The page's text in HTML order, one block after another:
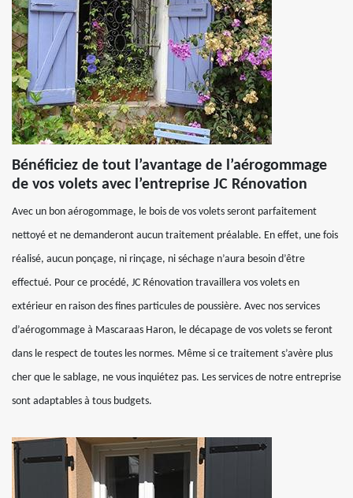
Bénéficiez de tout l’avantage de l’aérogommage
de vos volets avec l’entreprise JC Rénovation
Avec un bon aérogommage, le bois de vos volets seront parfaitement
nettoyé et ne demanderont aucun traitement préalable. En effet, une fois
réalisé, aucun ponçage, ni rinçage, ni séchage n’aura besoin d’être
effectué. Pour ce procédé, JC Rénovation travaillera vos volets en
extérieur en raison des fines particules de poussière. Avec nos services
d’aérogommage à Mascaraas Haron, le décapage de vos volets se feront
dans le respect de toutes les normes. Même si ce traitement s’avère plus
cher que le sablage, ne vous inquiétez pas. Les services de notre entreprise
sont adaptables à tous budgets.